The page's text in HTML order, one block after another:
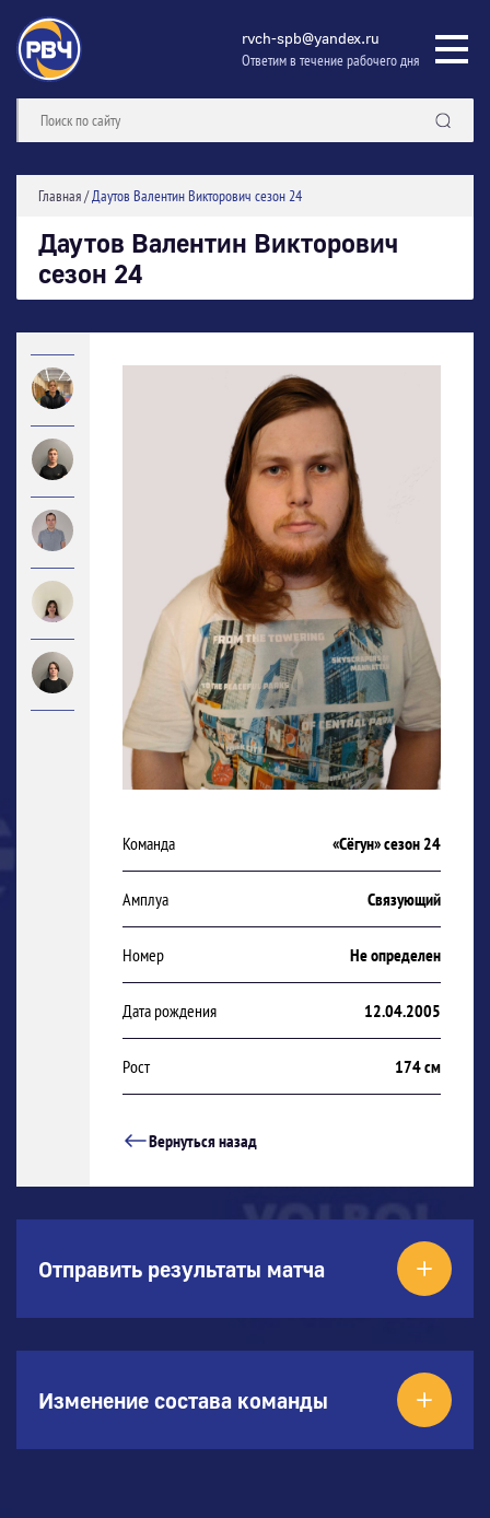
rvch-spb@yandex.ru
Ответим в течение рабочего дня
Главная/Даутов Валентин Викторович сезон 24
Даутов Валентин Викторович
сезон 24
Команда «Сёгун» сезон 24
Амплуа Связующий
Номер Не определен
Дата рождения 12.04.2005
Рост 174 см
Вернуться назад
Отправить результаты матча
Изменение состава команды